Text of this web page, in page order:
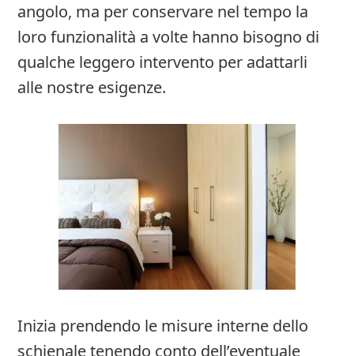
angolo, ma per conservare nel tempo la
loro funzionalità a volte hanno bisogno di
qualche leggero intervento per adattarli
alle nostre esigenze.
Inizia prendendo le misure interne dello
schienale tenendo conto dell’eventuale